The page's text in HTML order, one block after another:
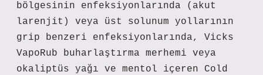
bölgesinin enfeksiyonlarında (akut
larenjit) veya üst solunum yollarının
grip benzeri enfeksiyonlarında, Vicks
VapoRub buharlaştırma merhemi veya
okaliptüs yağı ve mentol içeren Cold